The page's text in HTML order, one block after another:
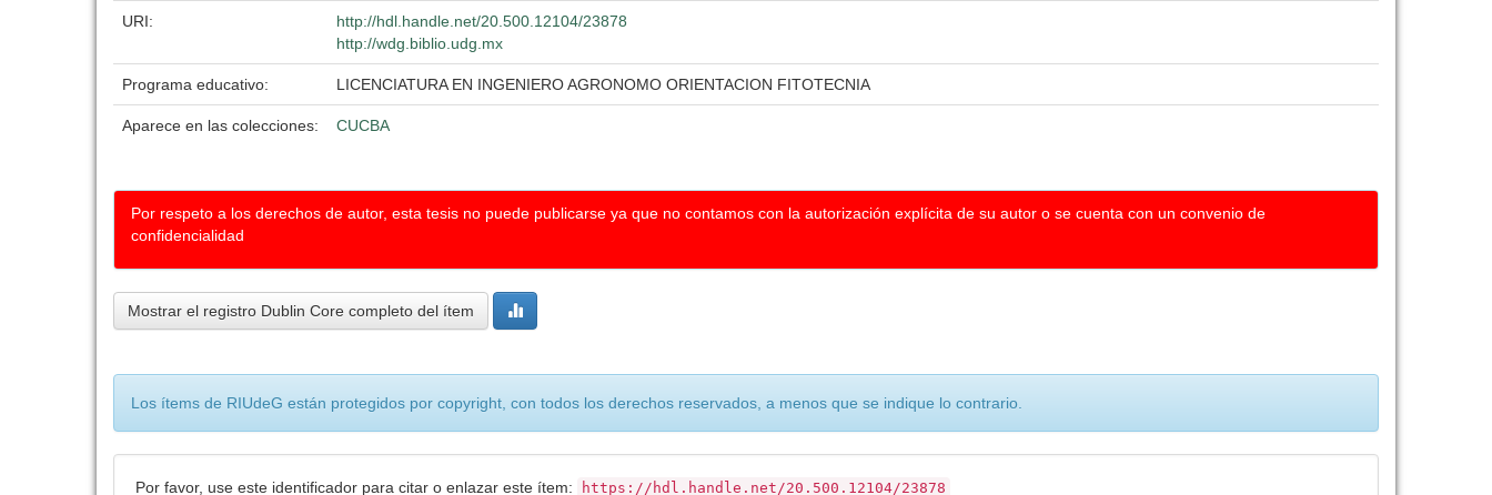
URI:
http://hdl.handle.net/20.500.12104/23878
http://wdg.biblio.udg.mx
Programa educativo: LICENCIATURA EN INGENIERO AGRONOMO ORIENTACION FITOTECNIA
Aparece en las colecciones: CUCBA
Por respeto a los derechos de autor, esta tesis no puede publicarse ya que no contamos con la autorización explícita de su autor o se cuenta con un convenio de
confidencialidad
Mostrar el registro Dublin Core completo del ítem
Los ítems de RIUdeG están protegidos por copyright, con todos los derechos reservados, a menos que se indique lo contrario.
Por favor, use este identificador para citar o enlazar este ítem: https://hdl.handle.net/20.500.12104/23878